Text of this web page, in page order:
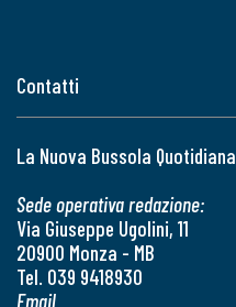
Contatti
La Nuova Bussola Quotidiana
Sede operativa redazione:
Via Giuseppe Ugolini, 11
20900 Monza - MB
Tel. 039 9418930
Email